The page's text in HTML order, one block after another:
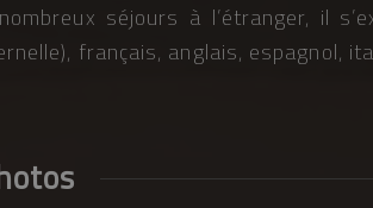
séjours à l’étranger, il
français, anglais, espagnol,